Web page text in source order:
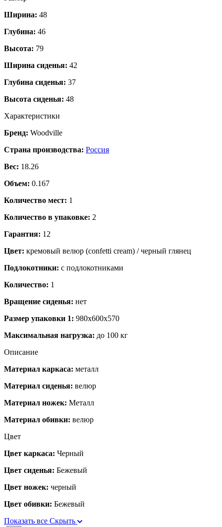
Ширина: 48
Глубина: 46
Высота: 79
Ширина сиденья: 42
Глубина сиденья: 37
Высота сиденья: 48
Характеристики
Бренд: Woodville
Страна производства: Россия
Вес: 18.26
Объем: 0.167
Количество мест: 1
Количество в упаковке: 2
Гарантия: 12
Цвет: кремовый велюр (confetti cream) / черный глянец
Подлокотники: с подлокотниками
Количество: 1
Вращение сиденья: нет
Размер упаковки 1: 980x600x570
Максимальная нагрузка: до 100 кг
Описание
Материал каркаса: металл
Материал сиденья: велюр
Материал ножек: Металл
Материал обивки: велюр
Цвет
Цвет каркаса: Черный
Цвет сиденья: Бежевый
Цвет ножек: черный
Цвет обивки: Бежевый
Показать все Скрыть